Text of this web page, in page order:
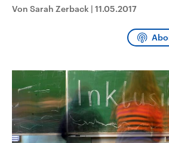
und Hintergründe zu den Parteien
und Kandidaten der anstehenden
Sendungen Programm
Von Sarah Zerback | 11.05.2017